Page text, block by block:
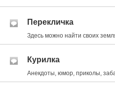
Перекличка
Здесь можно найти своих
Курилка
Анекдоты, юмор, приколы,